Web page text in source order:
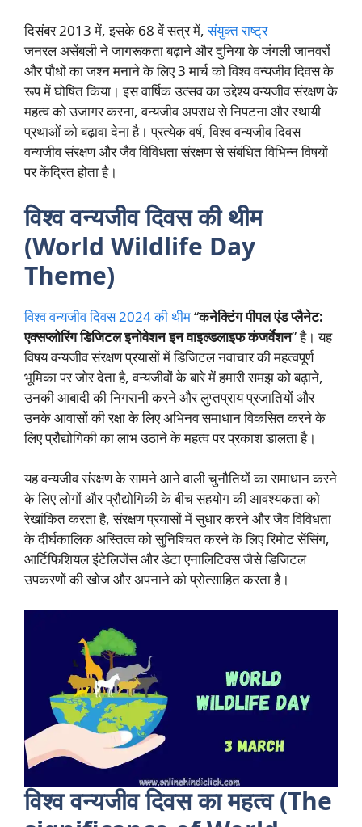
दिसंबर 2013 में, इसके 68 वें सत्र में,संयुक्त राष्ट्र
जनरल असेंबली ने जागरूकता बढ़ाने और दुनिया के जंगली जानवरों
और पौधों का जश्न मनाने के लिए 3 मार्च को विश्व वन्यजीव दिवस के
रूप में घोषित किया। इस वार्षिक उत्सव का उद्देश्य वन्यजीव संरक्षण के
महत्व को उजागर करना, वन्यजीव अपराध से निपटना और स्थायी
प्रथाओं को बढ़ावा देना है। प्रत्येक वर्ष, विश्व वन्यजीव दिवस
वन्यजीव संरक्षण और जैव विविधता संरक्षण से संबंधित विभिन्न विषयों
पर केंद्रित होता है।
विश्व वन्यजीव दिवस की थीम
(World Wildlife Day
Theme)
विश्व वन्यजीव दिवस 2024 की थीम“कनेक्टिंग पीपल एंड प्लैनेट:
एक्सप्लोरिंग डिजिटल इनोवेशन इन वाइल्डलाइफ कंजर्वेशन” है। यह
विषय वन्यजीव संरक्षण प्रयासों में डिजिटल नवाचार की महत्वपूर्ण
भूमिका पर जोर देता है, वन्यजीवों के बारे में हमारी समझ को बढ़ाने,
उनकी आबादी की निगरानी करने और लुप्तप्राय प्रजातियों और
उनके आवासों की रक्षा के लिए अभिनव समाधान विकसित करने के
लिए प्रौद्योगिकी का लाभ उठाने के महत्व पर प्रकाश डालता है।
यह वन्यजीव संरक्षण के सामने आने वाली चुनौतियों का समाधान करने
के लिए लोगों और प्रौद्योगिकी के बीच सहयोग की आवश्यकता को
रेखांकित करता है, संरक्षण प्रयासों में सुधार करने और जैव विविधता
के दीर्घकालिक अस्तित्व को सुनिश्चित करने के लिए रिमोट सेंसिंग,
आर्टिफिशियल इंटेलिजेंस और डेटा एनालिटिक्स जैसे डिजिटल
उपकरणों की खोज और अपनाने को प्रोत्साहित करता है।
विश्व वन्यजीव दिवस का महत्व (The